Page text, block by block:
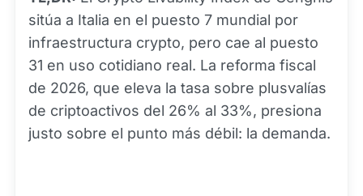
sitúa a Italia en el puesto 7 mundial por
infraestructura crypto, pero cae al puesto
31 en uso cotidiano real. La reforma fiscal
de 2026, que eleva la tasa sobre plusvalías
de criptoactivos del 26% al 33%, presiona
justo sobre el punto más débil: la demanda.